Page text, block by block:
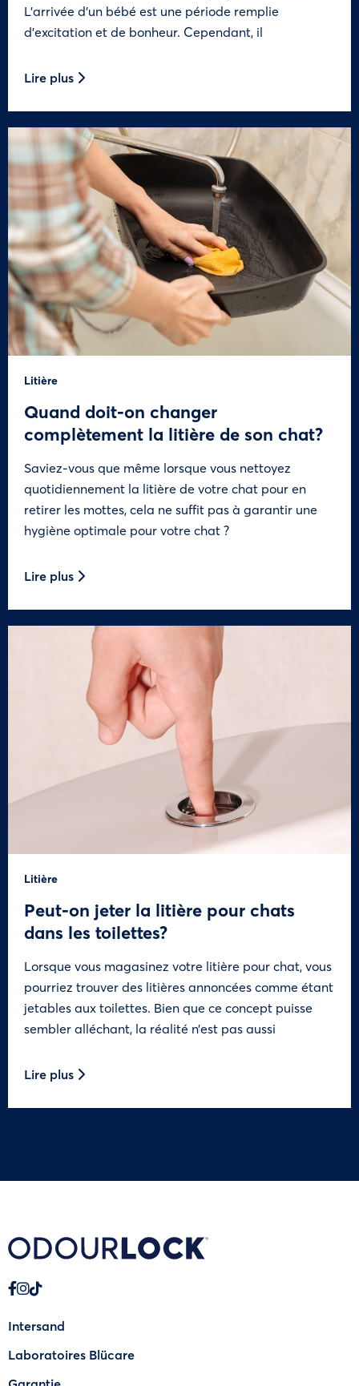
L’arrivée d’un bébé est une période remplie
d’excitation et de bonheur. Cependant, il
Lire plus
Litière
Quand doit-on changer
complètement la litière de son chat?
Saviez-vous que même lorsque vous nettoyez
quotidiennement la litière de votre chat pour en
retirer les mottes, cela ne suffit pas à garantir une
hygiène optimale pour votre chat ?
Lire plus
Litière
Peut-on jeter la litière pour chats
dans les toilettes?
Lorsque vous magasinez votre litière pour chat, vous
pourriez trouver des litières annoncées comme étant
jetables aux toilettes. Bien que ce concept puisse
sembler alléchant, la réalité n’est pas aussi
Lire plus
Intersand
Laboratoires Blücare